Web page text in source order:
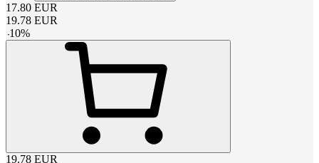
17.80 EUR
19.78 EUR
-10%
19.78 EUR